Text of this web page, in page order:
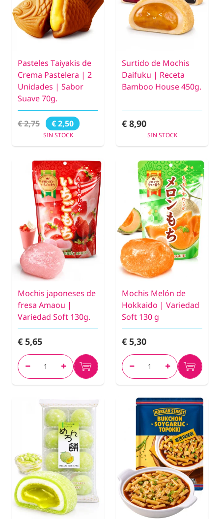
Pasteles Taiyakis de
Crema Pastelera | 2
Unidades | Sabor
Suave 70g.
€ 2,75 € 2,50
SIN STOCK
Surtido de Mochis
Daifuku | Receta
Bamboo House 450g.
€ 8,90
SIN STOCK
Mochis japoneses de
fresa Amaou |
Variedad Soft 130g.
€ 5,65
Mochis Melón de
Hokkaido | Variedad
Soft 130 g
€ 5,30